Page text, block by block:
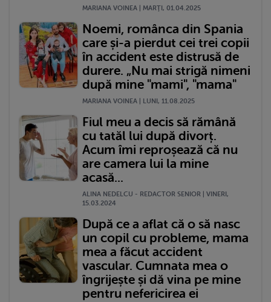
MARIANA VOINEA | MARŢI, 01.04.2025
Noemi, românca din Spania
care și-a pierdut cei trei copii
în accident este distrusă de
durere. „Nu mai strigă nimeni
după mine "mami", "mama"
MARIANA VOINEA | LUNI, 11.08.2025
Fiul meu a decis să rămână
cu tatăl lui după divorț.
Acum îmi reproșează că nu
are camera lui la mine
acasă...
ALINA NEDELCU - REDACTOR SENIOR | VINERI,
15.03.2024
După ce a aflat că o să nasc
un copil cu probleme, mama
mea a făcut accident
vascular. Cumnata mea o
îngrijește și dă vina pe mine
pentru nefericirea ei